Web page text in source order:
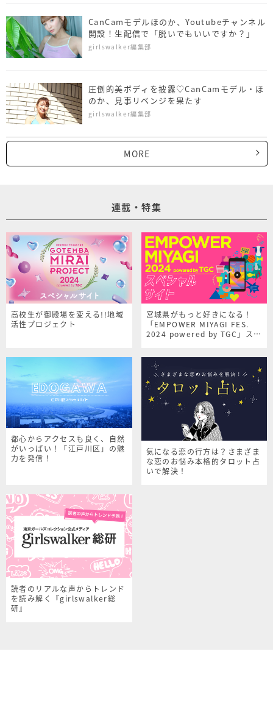
CanCamモデルほのか、Youtubeチャンネル
開設！生配信で「脱いでもいいですか？」
girlswalker編集部
圧倒的美ボディを披露♡CanCamモデル・ほ
のか、見事リベンジを果たす
girlswalker編集部
MORE
連載・特集
高校生が御殿場を変える!!地域
活性プロジェクト
宮城県がもっと好きになる！
「EMPOWER MIYAGI FES.
2024 powered by TGC」スペ
都心からアクセスも良く、自然
がいっぱい！「江戸川区」の魅
力を発信！
気になる恋の行方は？さまざま
な恋のお悩み本格的タロット占
いで解決！
読者のリアルな声からトレンド
を読み解く『girlswalker総
研』